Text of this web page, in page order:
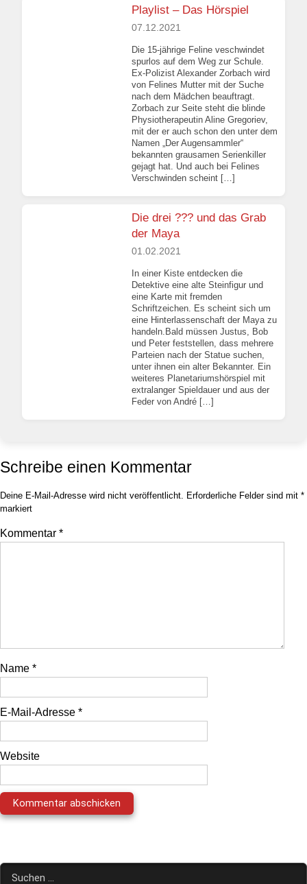
Playlist – Das Hörspiel
07.12.2021
Die 15-jährige Feline veschwindet
spurlos auf dem Weg zur Schule.
Ex-Polizist Alexander Zorbach wird
von Felines Mutter mit der Suche
nach dem Mädchen beauftragt.
Zorbach zur Seite steht die blinde
Physiotherapeutin Aline Gregoriev,
mit der er auch schon den unter dem
Namen „Der Augensammler“
bekannten grausamen Serienkiller
gejagt hat. Und auch bei Felines
Verschwinden scheint […]
Die drei ??? und das Grab
der Maya
01.02.2021
In einer Kiste entdecken die
Detektive eine alte Steinfigur und
eine Karte mit fremden
Schriftzeichen. Es scheint sich um
eine Hinterlassenschaft der Maya zu
handeln.Bald müssen Justus, Bob
und Peter feststellen, dass mehrere
Parteien nach der Statue suchen,
unter ihnen ein alter Bekannter. Ein
weiteres Planetariumshörspiel mit
extralanger Spieldauer und aus der
Feder von André […]
Schreibe einen Kommentar
Deine E-Mail-Adresse wird nicht veröffentlicht. Erforderliche Felder sind mit *
markiert
Kommentar *
Name *
E-Mail-Adresse *
Website
Suchen